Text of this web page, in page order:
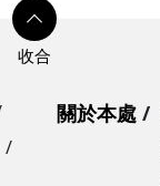
關於本處